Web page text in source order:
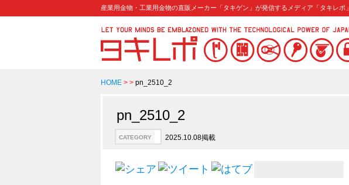
産業用金物・工業用金物の直販メーカー「タキゲン」が発信するメディア「タキレポ」
HOME > > pn_2510_2
pn_2510_2
CATEGORY 2025.10.08掲載